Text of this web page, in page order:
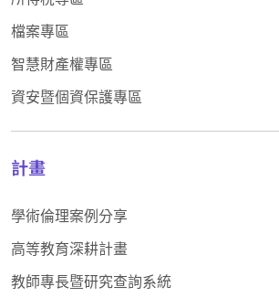
檔案專區
智慧財產權專區
資安暨個資保護專區
計畫
學術倫理案例分享
高等教育深耕計畫
教師專長暨研究查詢系統